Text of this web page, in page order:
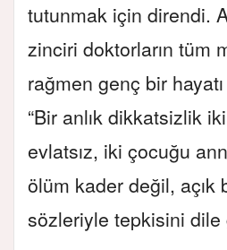
tutunmak için direndi.
zinciri doktorların tüm
rağmen genç bir
“Bir anlık dikkatsizlik
evlatsız, iki çocuğu
ölüm kader değil, açık
sözleriyle tepkisini dile